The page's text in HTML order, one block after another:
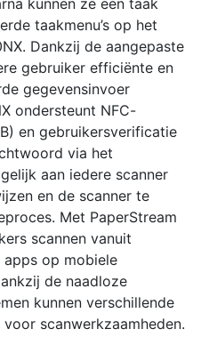
kunnen ze een taak
taakmenu’s op het
Dankzij de aangepaste
gebruiker efficiënte en
gegevensinvoer
ondersteunt NFC-
en gebruikersverificatie
via het
aan iedere scanner
en de scanner te
Met PaperStream
scannen vanuit
op mobiele
de naadloze
kunnen verschillende
scanwerkzaamheden.